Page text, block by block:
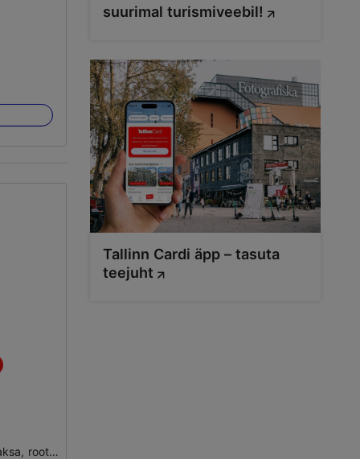
inglise, soome, vene, saksa, rootsi, prantsuse, hispaania, eesti
suurimal turismiveebil!
Tallinn Cardi äpp – tasuta
teejuht